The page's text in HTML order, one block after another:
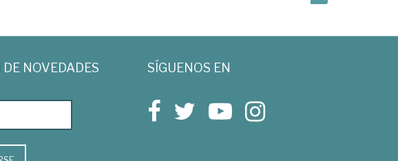
NOVEDADES SÍGUENOS EN